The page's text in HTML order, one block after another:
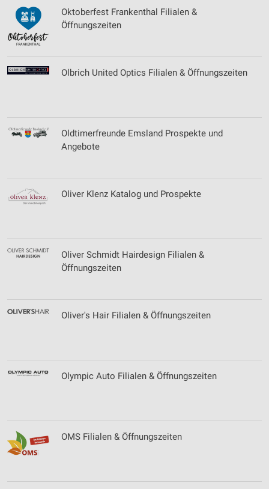
Oktoberfest Frankenthal Filialen &
Öffnungszeiten
Olbrich United Optics Filialen & Öffnungszeiten
Oldtimerfreunde Emsland Prospekte und
Angebote
Oliver Klenz Katalog und Prospekte
Oliver Schmidt Hairdesign Filialen &
Öffnungszeiten
Oliver's Hair Filialen & Öffnungszeiten
Olympic Auto Filialen & Öffnungszeiten
OMS Filialen & Öffnungszeiten